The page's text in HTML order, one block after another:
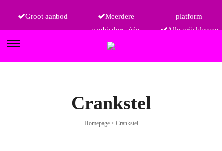
Groot aanbod
Meerdere
aanbieders, één
platform
Alle prijsklassen
Crankstel
Homepage > Crankstel